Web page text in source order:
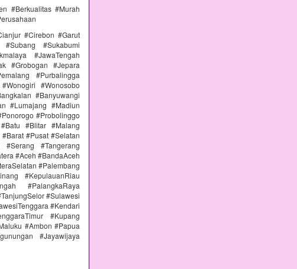
#Berkualitas #Murah
#Cirebon #Garut
#Sukabumi
#JawaTengah
#Grobogan #Jepara
#Purbalingga
#Wonosobo
#Banyuwangi
#Lumajang #Madiun
#Probolinggo
#Blitar #Malang
#Pusat #Selatan
#Tangerang
#Aceh #BandaAceh
#Palembang
#KepulauanRiau
#PalangkaRaya
#Sulawesi
#Kendari
#Kupang
#Ambon #Papua
#Jayawijaya